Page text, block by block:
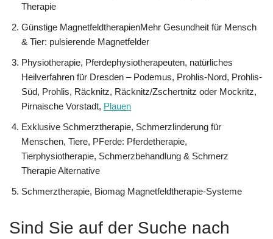
Therapie
Günstige MagnetfeldtherapienMehr Gesundheit für Mensch
& Tier: pulsierende Magnetfelder
Physiotherapie, Pferdephysiotherapeuten, natürliches
Heilverfahren für Dresden – Podemus, Prohlis-Nord, Prohlis-
Süd, Prohlis, Räcknitz, Räcknitz/Zschertnitz oder Mockritz,
Pirnaische Vorstadt, Plauen
Exklusive Schmerztherapie, Schmerzlinderung für
Menschen, Tiere, PFerde: Pferdetherapie,
Tierphysiotherapie, Schmerzbehandlung & Schmerz
Therapie Alternative
Schmerztherapie, Biomag Magnetfeldtherapie-Systeme
Sind Sie auf der Suche nach